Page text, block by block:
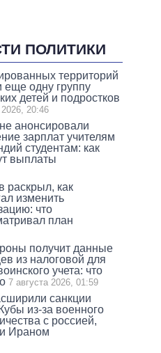
ПОЛИТИКИ
территорий
еще одну группу
детей и подростков
2026, 20:46
анонсировали
зарплат учителям
студентам: как
выплаты
раскрыл, как
изменить
что
план
получит данные
из налоговой для
учета: что
7 августа 2026, 01:59
санкции
из-за военного
с россией,
Ираном